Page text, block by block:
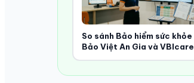
So sánh Bảo hiểm sức khỏe
Bảo Việt An Gia và VBIcare